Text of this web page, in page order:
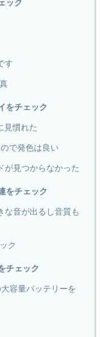
ック
す
をチェック
見慣れた
で発色は良い
が見つからなかった
をチェック
な音が出るし音質も
ク
チェック
容量バッテリーを